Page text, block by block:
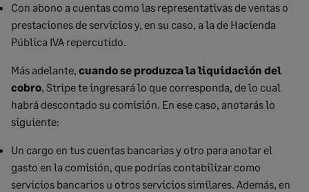
Con abono a cuentas como las representativas de ventas o
prestaciones de servicios y, en su caso, a la de Hacienda
Pública IVA repercutido.
Más adelante, cuando se produzca la liquidación del
cobro, Stripe te ingresará lo que corresponda, de lo cual
habrá descontado su comisión. En ese caso, anotarás lo
siguiente:
Un cargo en tus cuentas bancarias y otro para anotar el
gasto en la comisión, que podrías contabilizar como
servicios bancarios u otros servicios similares. Además, en